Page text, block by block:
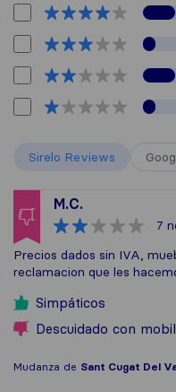
Sirelo Reviews
M.C.
7
Precios dados sin IVA,
reclamacion que les
Simpáticos
Descuidado con
Mudanza de Sant Cugat Del